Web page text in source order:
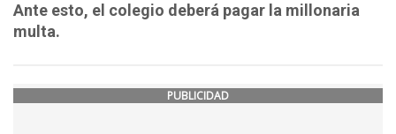
Ante esto, el colegio deberá pagar la millonaria
multa.
PUBLICIDAD